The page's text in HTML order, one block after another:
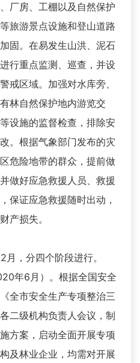
厂房、工棚以及自然保护
旅游景点设施和登山道路
固。在易发生山洪、泥石
行重点监测、巡查，并设
戒区域。加强对水库旁、
林自然保护地内游览交
设施的监督检查，排除安
。根据气象部门发布的灾
危险地带的群众，提前做
做好应急救援人员、救援
保证应急救援随时出动，
产损失。
，分四个阶段进行。
年6月）。根据全国安全
全市安全生产专项整治三
二级机构负责人会议，制
方案，启动全面开展专项
及林业企业，均需对开展